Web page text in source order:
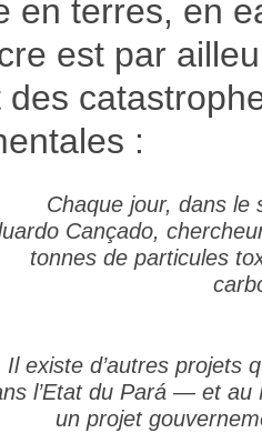
en terres, en
est par
des
:
Chaque jour, dans le
Cançado,
tonnes de particules
Il existe d’autres projets
l’Etat du Pará — et au
un projet